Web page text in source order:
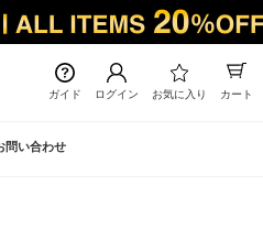
ガイド ログイン お気に入り カート
問い合わせ